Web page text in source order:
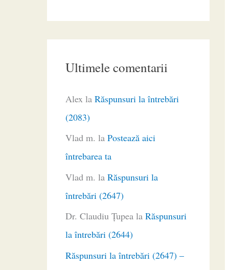
Ultimele comentarii
Alex la Răspunsuri la întrebări
(2083)
Vlad m. la Postează aici
întrebarea ta
Vlad m. la Răspunsuri la
întrebări (2647)
Dr. Claudiu Ţupea la Răspunsuri
la întrebări (2644)
Răspunsuri la întrebări (2647) –